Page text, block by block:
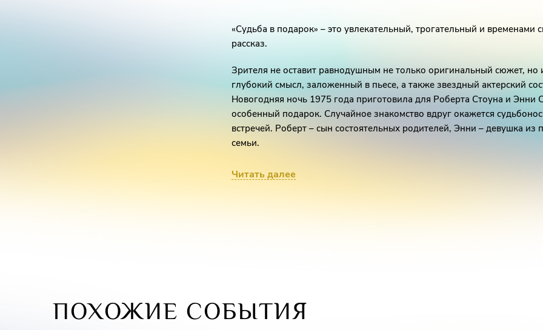
«Судьба в подарок» – это увлекательный, трогательный и временами
рассказ.
Зрителя не оставит равнодушным не только оригинальный сюжет, но
глубокий смысл, заложенный в пьесе, а также звездный актерский
Новогодняя ночь 1975 года приготовила для Роберта Стоуна и Энни
особенный подарок. Случайное знакомство вдруг окажется
встречей. Роберт – сын состоятельных родителей, Энни – девушка из
семьи.
Но имеет ли всё это значение? Молодые влюблённые, спрятавшись от
будущее зависит только от самого человека и от сотен тысяч выборов,
Читать далее
ПОХОЖИЕ СОБЫТИЯ